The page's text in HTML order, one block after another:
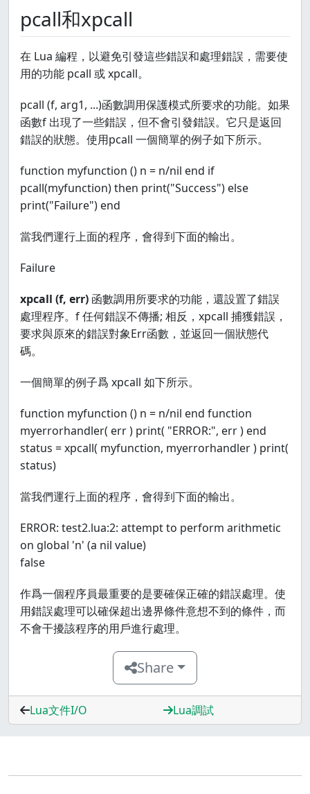
pcall和xpcall
在 Lua 編程，以避免引發這些錯誤和處理錯誤，需要使
用的功能 pcall 或 xpcall。
pcall (f, arg1, ...)函數調用保護模式所要求的功能。如果
函數f 出現了一些錯誤，但不會引發錯誤。它只是返回
錯誤的狀態。使用pcall 一個簡單的例子如下所示。
function myfunction () n = n/nil end if
pcall(myfunction) then print("Success") else
print("Failure") end
當我們運行上面的程序，會得到下面的輸出。
Failure
xpcall (f, err) 函數調用所要求的功能，還設置了錯誤
處理程序。f 任何錯誤不傳播; 相反，xpcall 捕獲錯誤，
要求與原來的錯誤對象Err函數，並返回一個狀態代
碼。
一個簡單的例子爲 xpcall 如下所示。
function myfunction () n = n/nil end function
myerrorhandler( err ) print( "ERROR:", err ) end
status = xpcall( myfunction, myerrorhandler ) print(
status)
當我們運行上面的程序，會得到下面的輸出。
ERROR: test2.lua:2: attempt to perform arithmetic
on global 'n' (a nil value)
false
作爲一個程序員最重要的是要確保正確的錯誤處理。使
用錯誤處理可以確保超出邊界條件意想不到的條件，而
不會干擾該程序的用戶進行處理。
Share
Lua文件I/O Lua調試